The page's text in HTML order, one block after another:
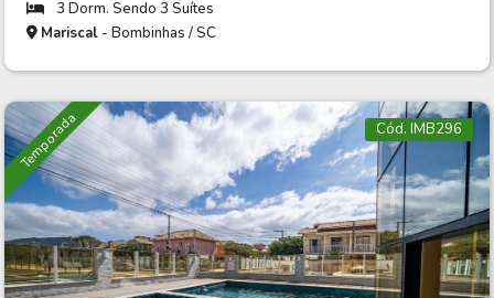
3 Dorm. Sendo 3 Suítes
Mariscal - Bombinhas / SC
Temporada Cód. IMB296